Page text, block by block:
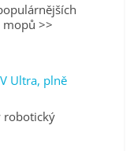
mopů >>
Ultra, plně
robotický